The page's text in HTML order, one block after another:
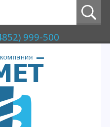
999-500